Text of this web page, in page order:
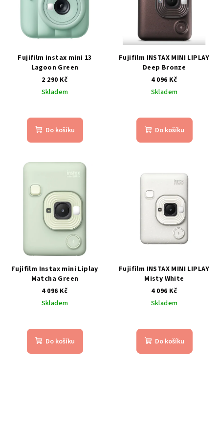
Fujifilm instax mini 13
Lagoon Green
2 290 Kč
Skladem
Do košíku
Fujifilm INSTAX MINI LIPLAY
Deep Bronze
4 096 Kč
Skladem
Do košíku
Fujifilm Instax mini Liplay
Matcha Green
4 096 Kč
Skladem
Do košíku
Fujifilm INSTAX MINI LIPLAY
Misty White
4 096 Kč
Skladem
Do košíku